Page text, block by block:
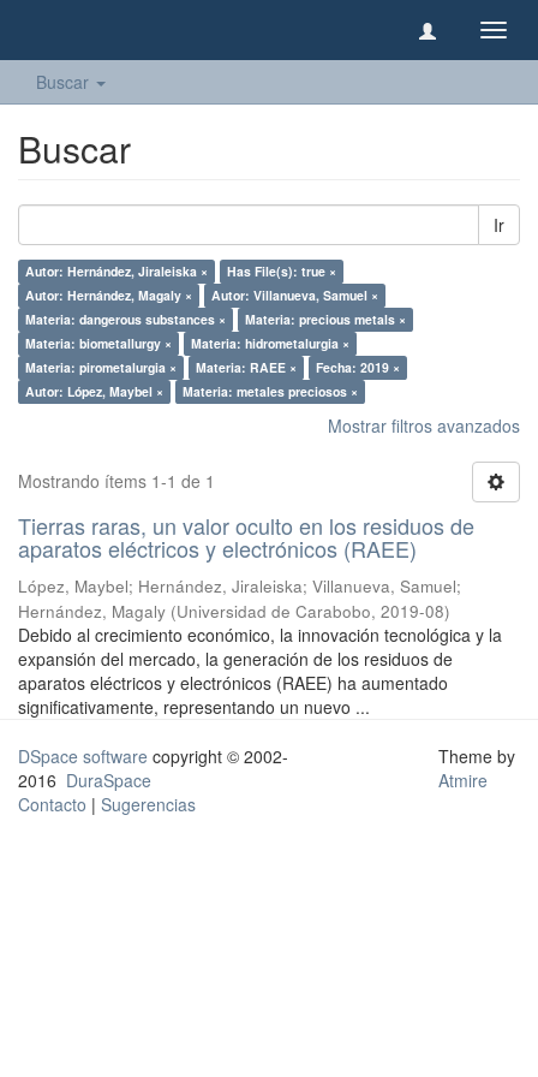
Buscar
Buscar
Ir
Autor: Hernández, Jiraleiska ×
Has File(s): true ×
Autor: Hernández, Magaly ×
Autor: Villanueva, Samuel ×
Materia: dangerous substances ×
Materia: precious metals ×
Materia: biometallurgy ×
Materia: hidrometalurgia ×
Materia: pirometalurgia ×
Materia: RAEE ×
Fecha: 2019 ×
Autor: López, Maybel ×
Materia: metales preciosos ×
Mostrar filtros avanzados
Mostrando ítems 1-1 de 1
Tierras raras, un valor oculto en los residuos de
aparatos eléctricos y electrónicos (RAEE)
López, Maybel; Hernández, Jiraleiska; Villanueva, Samuel;
Hernández, Magaly (Universidad de Carabobo, 2019-08)
Debido al crecimiento económico, la innovación tecnológica y la
expansión del mercado, la generación de los residuos de
aparatos eléctricos y electrónicos (RAEE) ha aumentado
significativamente, representando un nuevo ...
DSpace software copyright © 2002-
2016 DuraSpace
Contacto | Sugerencias
Theme by
Atmire